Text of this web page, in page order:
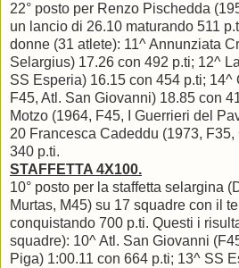
22° posto per Renzo Pischedda
un lancio di 26.10 maturando 511
donne (31 atlete): 11^ Annunziata
Selargius) 17.26 con 492 p.ti; 12^
SS Esperia) 16.15 con 454 p.ti; 14^
F45, Atl. San Giovanni) 18.85 con
Motzo (1964, F45, I Guerrieri del
20 Francesca Cadeddu (1973,
340 p.ti.
STAFFETTA 4X100.
10° posto per la staffetta selargina
Murtas, M45) su 17 squadre con il
conquistando 700 p.ti. Questi i
squadre): 10^ Atl. San Giovanni
Piga) 1:00.11 con 664 p.ti; 13^ SS